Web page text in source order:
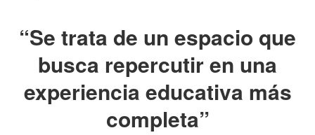
“Se trata de un espacio que
busca repercutir en una
experiencia educativa más
completa”